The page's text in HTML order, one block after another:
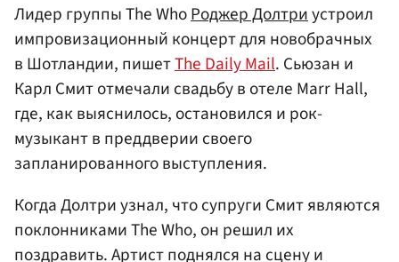
Лидер группы The WhoРоджер Долтриустроил
импровизационный концерт для новобрачных
в Шотландии, пишетThe Daily Mail. Сьюзан и
Карл Смит отмечали свадьбу в отеле Marr Hall,
где, как выяснилось, остановился и рок-
музыкант в преддверии своего
запланированного выступления.
Когда Долтри узнал, что супруги Смит являются
поклонниками The Who, он решил их
поздравить. Артист поднялся на сцену и